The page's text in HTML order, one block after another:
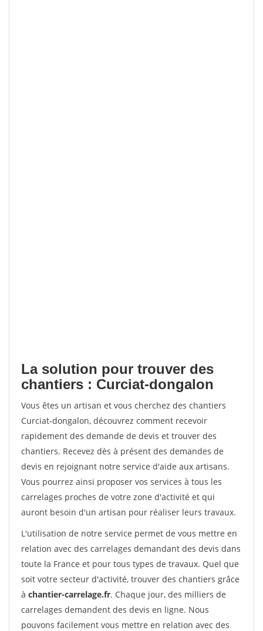
La solution pour trouver des
chantiers : Curciat-dongalon
Vous êtes un artisan et vous cherchez des chantiers
Curciat-dongalon, découvrez comment recevoir
rapidement des demande de devis et trouver des
chantiers. Recevez dès à présent des demandes de
devis en rejoignant notre service d'aide aux artisans.
Vous pourrez ainsi proposer vos services à tous les
carrelages proches de votre zone d'activité et qui
auront besoin d'un artisan pour réaliser leurs travaux.
L'utilisation de notre service permet de vous mettre en
relation avec des carrelages demandant des devis dans
toute la France et pour tous types de travaux. Quel que
soit votre secteur d'activité, trouver des chantiers grâce
à chantier-carrelage.fr. Chaque jour, des milliers de
carrelages demandent des devis en ligne. Nous
pouvons facilement vous mettre en relation avec des